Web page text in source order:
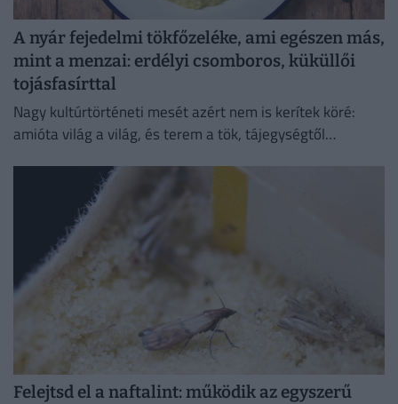
A nyár fejedelmi tökfőzeléke, ami egészen más,
mint a menzai: erdélyi csomboros, küküllői
tojásfasírttal
Nagy kultúrtörténeti mesét azért nem is kerítek köré:
amióta világ a világ, és terem a tök, tájegységtől
Felejtsd el a naftalint: működik az egyszerű